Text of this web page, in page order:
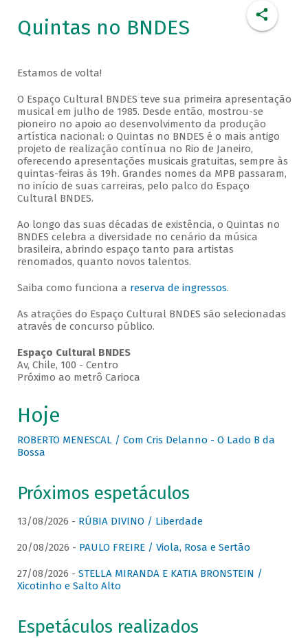
Quintas no BNDES
Estamos de volta!
O Espaço Cultural BNDES teve sua primeira apresentação
musical em julho de 1985. Desde então, mostrou-se
pioneiro no apoio ao desenvolvimento da produção
artística nacional: o Quintas no BNDES é o mais antigo
projeto de realização contínua no Rio de Janeiro,
oferecendo apresentações musicais gratuitas, sempre às
quintas-feiras às 19h. Grandes nomes da MPB passaram,
no início de suas carreiras, pelo palco do Espaço
Cultural BNDES.
Ao longo das suas décadas de existência, o Quintas no
BNDES celebra a diversidade no cenário da música
brasileira, abrindo espaço tanto para artistas
renomados, quanto novos talentos.
Saiba como funciona a reserva de ingressos.
As atrações do Espaço Cultural BNDES são selecionadas
através de concurso público.
Espaço Cultural BNDES
Av, Chile, 100 - Centro
Próximo ao metrô Carioca
Hoje
ROBERTO MENESCAL / Com Cris Delanno - O Lado B da
Bossa
Próximos espetáculos
13/08/2026 - RÚBIA DIVINO / Liberdade
20/08/2026 - PAULO FREIRE / Viola, Rosa e Sertão
27/08/2026 - STELLA MIRANDA E KATIA BRONSTEIN /
Xicotinho e Salto Alto
Espetáculos realizados